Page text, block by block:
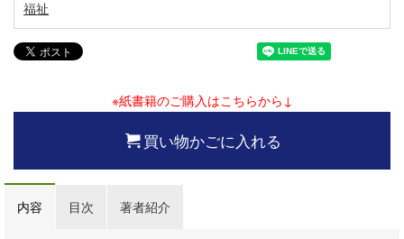
福祉
※紙書籍のご購入はこちらから↓
買い物かごに入れる
内容 目次 著者紹介